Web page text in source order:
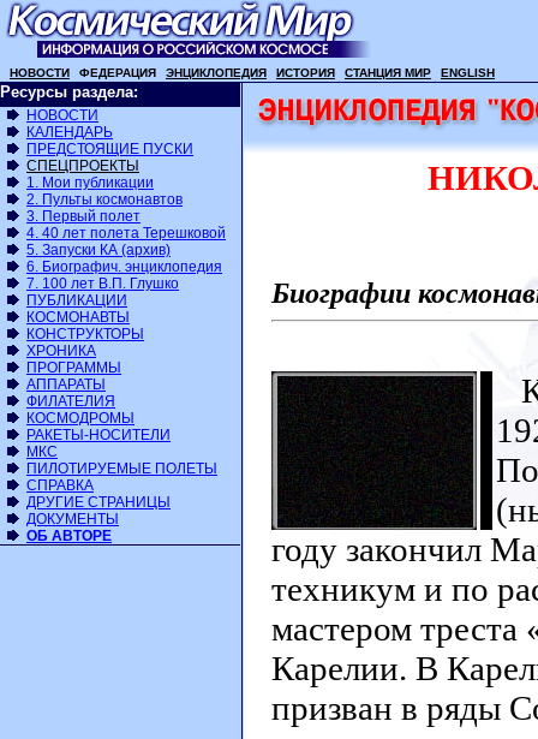
НОВОСТИ ФЕДЕРАЦИЯ ЭНЦИКЛОПЕДИЯ ИСТОРИЯ СТАНЦИЯ МИР ENGLISH
Ресурсы раздела:
НОВОСТИ
КАЛЕНДАРЬ
ПРЕДСТОЯЩИЕ ПУСКИ
СПЕЦПРОЕКТЫ
1. Мои публикации
2. Пульты космонавтов
3. Первый полет
4. 40 лет полета Терешковой
5. Запуски КА (архив)
6. Биографич. энциклопедия
7. 100 лет В.П. Глушко
ПУБЛИКАЦИИ
КОСМОНАВТЫ
КОНСТРУКТОРЫ
ХРОНИКА
ПРОГРАММЫ
АППАРАТЫ
ФИЛАТЕЛИЯ
КОСМОДРОМЫ
РАКЕТЫ-НОСИТЕЛИ
МКС
ПИЛОТИРУЕМЫЕ ПОЛЕТЫ
СПРАВКА
ДРУГИЕ СТРАНИЦЫ
ДОКУМЕНТЫ
ОБ АВТОРЕ
Биографии
году закончил
техникум и по
мастером треста
Карелии. В
призван в ряды